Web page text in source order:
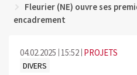
Fleurier (NE) ouvre ses
encadrement
04.02.2025 15:52 PROJETS
DIVERS